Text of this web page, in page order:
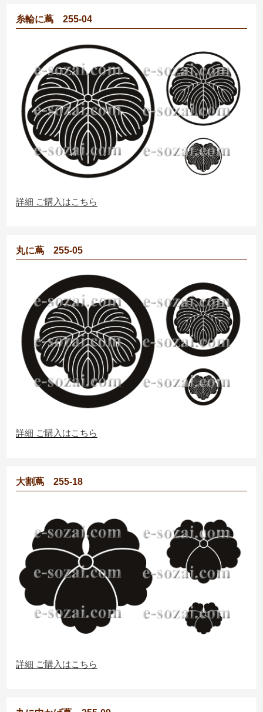
糸輪に蔦 255-04
詳細 ご購入はこちら
丸に蔦 255-05
詳細 ご購入はこちら
大割蔦 255-18
詳細 ご購入はこちら